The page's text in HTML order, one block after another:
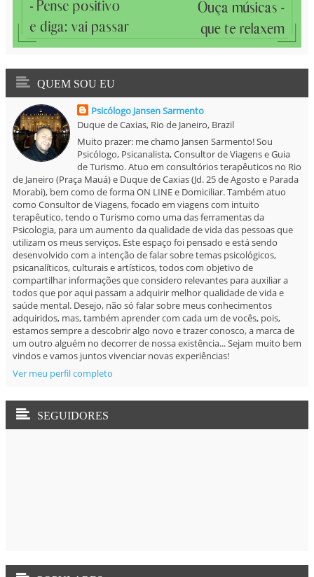
QUEM SOU EU
Psicólogo Jansen Sarmento
Duque de Caxias, Rio de Janeiro, Brazil
Psicólogo, Psicanalista, Consultor de Viagens e Guia
de Turismo. Atuo em consultórios terapêuticos no Rio
de Janeiro (Praça Mauá) e Duque de Caxias (Jd. 25 de Agosto e Parada
Morabi), bem como de forma ON LINE e Domiciliar. Também atuo
como Consultor de Viagens, focado em viagens com intuito
terapêutico, tendo o Turismo como uma das ferramentas da
Psicologia, para um aumento da qualidade de vida das pessoas que
utilizam os meus serviços. Este espaço foi pensado e está sendo
desenvolvido com a intenção de falar sobre temas psicológicos,
psicanalíticos, culturais e artísticos, todos com objetivo de
compartilhar informações que considero relevantes para auxiliar a
todos que por aqui passam a adquirir melhor qualidade de vida e
saúde mental. Desejo, não só falar sobre meus conhecimentos
adquiridos, mas, também aprender com cada um de vocês, pois,
estamos sempre a descobrir algo novo e trazer conosco, a marca de
um outro alguém no decorrer de nossa existência... Sejam muito bem
vindos e vamos juntos vivenciar novas experiências!
Ver meu perfil completo
SEGUIDORES